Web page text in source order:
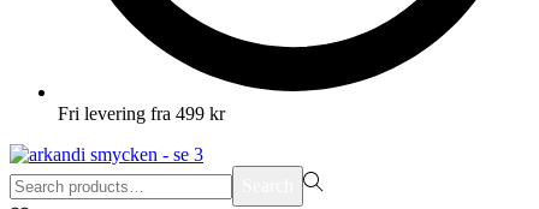
Fri levering fra 499 kr
Search
for:>